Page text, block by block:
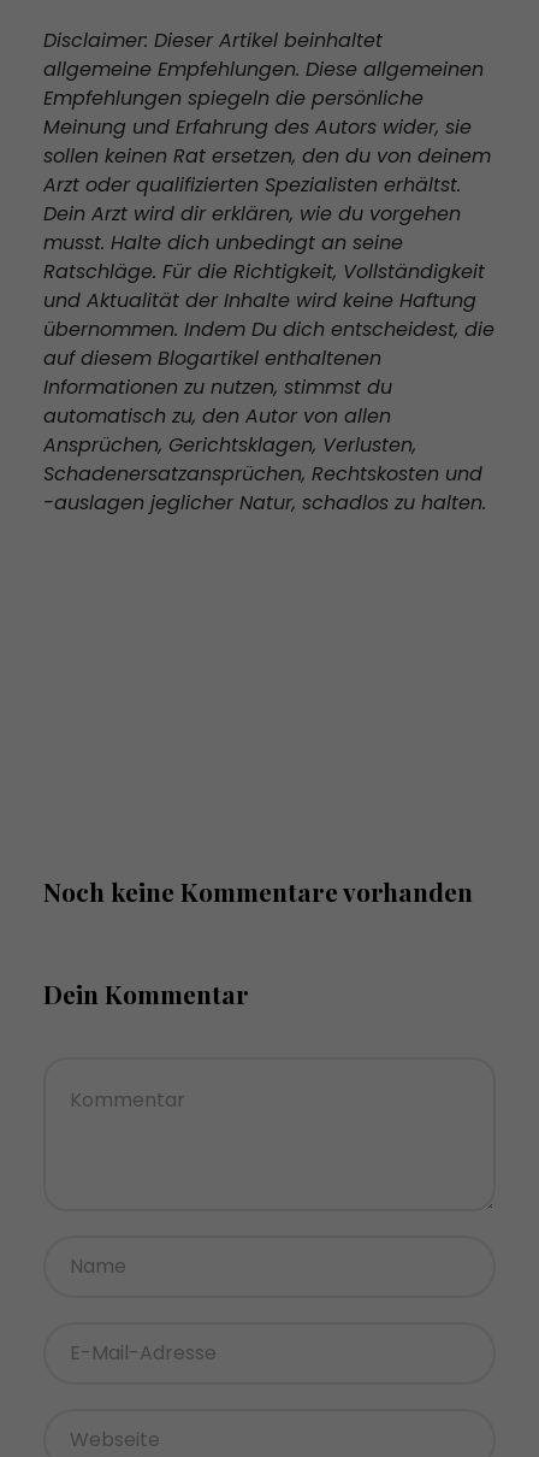
Disclaimer: Dieser Artikel beinhaltet
allgemeine Empfehlungen. Diese allgemeinen
Empfehlungen spiegeln die persönliche
Meinung und Erfahrung des Autors wider, sie
sollen keinen Rat ersetzen, den du von deinem
Arzt oder qualifizierten Spezialisten erhältst.
Dein Arzt wird dir erklären, wie du vorgehen
musst. Halte dich unbedingt an seine
Ratschläge. Für die Richtigkeit, Vollständigkeit
und Aktualität der Inhalte wird keine Haftung
übernommen. Indem Du dich entscheidest, die
auf diesem Blogartikel enthaltenen
Informationen zu nutzen, stimmst du
automatisch zu, den Autor von allen
Ansprüchen, Gerichtsklagen, Verlusten,
Schadenersatzansprüchen, Rechtskosten und
-auslagen jeglicher Natur, schadlos zu halten.
Noch keine Kommentare vorhanden
Dein Kommentar